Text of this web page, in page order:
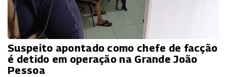
Suspeito apontado como chefe de facção
é detido em operação na Grande João
Pessoa